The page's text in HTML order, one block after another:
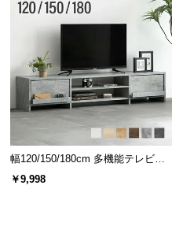
スタイリッシュなスチールフレー
セントをプラスします。
幅120/150/180cm 多機能テレビボ
ード 木目/石目調 オープン収納・
引き出し収納付き
￥9,998